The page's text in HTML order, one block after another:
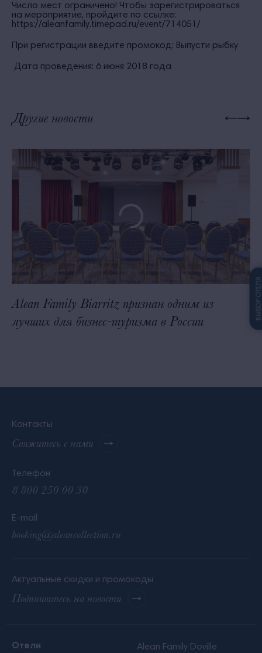
Число мест ограничено! Чтобы зарегистрироваться
на мероприятие, пройдите по ссылке:
https://aleanfamily.timepad.ru/event/714051/
При регистрации введите промокод: Выпусти рыбку
Дата проведения: 6 июня 2018 года
Другие новости
Alean Family Biarritz признан одним из
лучших для бизнес-туризма в России
Контакты
Свяжитесь с нами
Телефон
8 800 250 00 30
E-mail
booking@aleancollection.ru
Актуальные скидки и промокоды
Подпишитесь на новости
Отели
Alean Family Doville
ВЫБОР ОТЕЛЯ